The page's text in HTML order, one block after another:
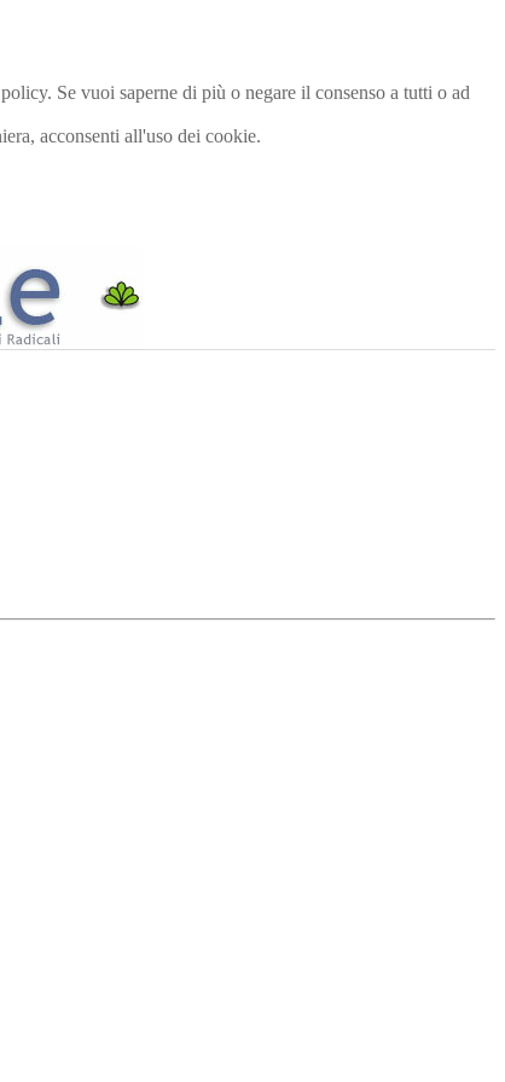
Se vuoi saperne di più o negare il consenso a tutti o ad
acconsenti all'uso dei cookie.